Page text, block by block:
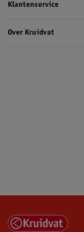
Klantenservice
Over Kruidvat